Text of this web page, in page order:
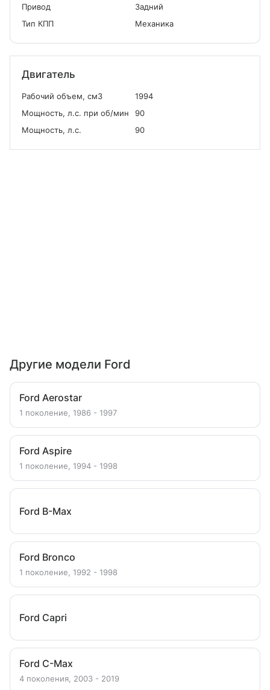
Привод
Задний
Тип КПП
Механика
Двигатель
Рабочий объем, см3
1994
Мощность, л.с. при об/мин
90
Мощность, л.с.
90
Другие модели Ford
Ford Aerostar
1 поколение, 1986 - 1997
Ford Aspire
1 поколение, 1994 - 1998
Ford B-Max
Ford Bronco
1 поколение, 1992 - 1998
Ford Capri
Ford C-Max
4 поколения, 2003 - 2019